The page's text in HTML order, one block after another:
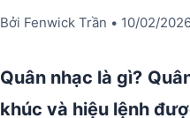
Bởi Fenwick Trần • 10/02/
Quân nhạc là gì?
khúc và hiệu lệnh